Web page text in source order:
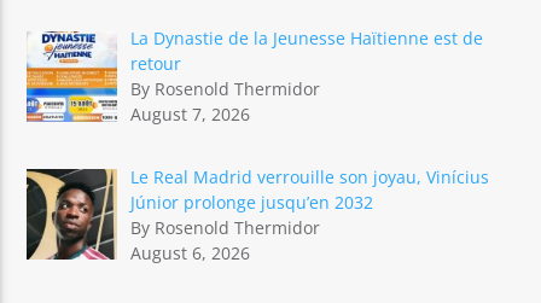
La Dynastie de la Jeunesse Haïtienne est de
retour
By Rosenold Thermidor
August 7, 2026
Le Real Madrid verrouille son joyau, Vinícius
Júnior prolonge jusqu’en 2032
By Rosenold Thermidor
August 6, 2026